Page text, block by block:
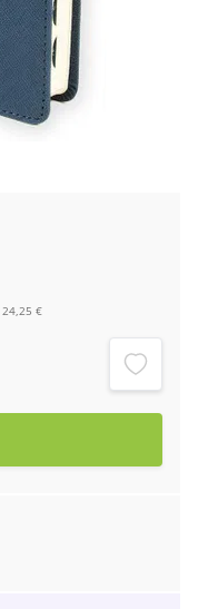
24,25 €